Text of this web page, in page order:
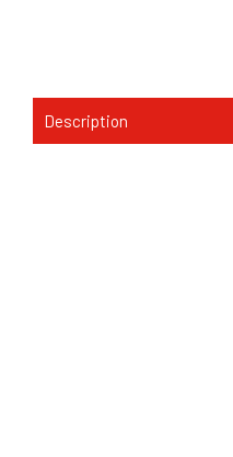
Description